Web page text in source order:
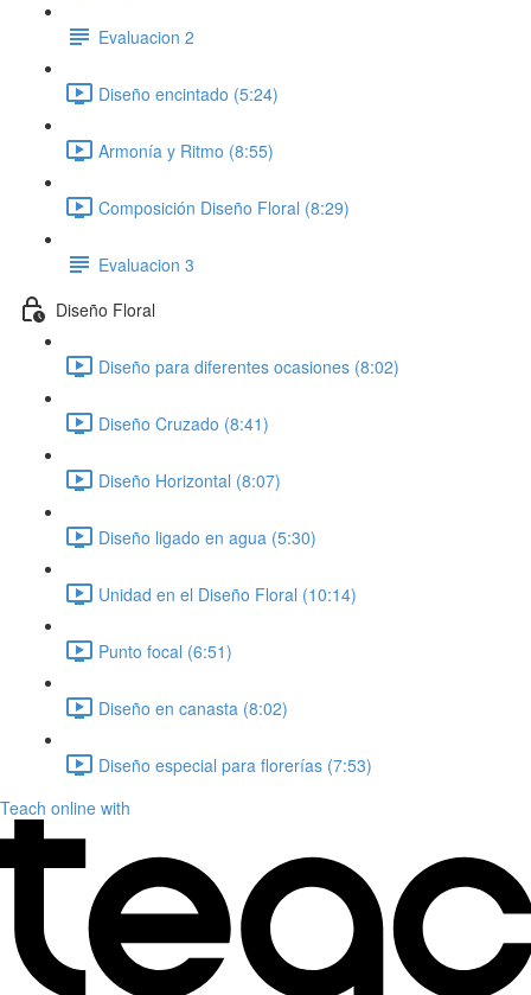
Evaluacion 2
Diseño encintado (5:24)
Armonía y Ritmo (8:55)
Composición Diseño Floral (8:29)
Evaluacion 3
Diseño Floral
Diseño para diferentes ocasiones (8:02)
Diseño Cruzado (8:41)
Diseño Horizontal (8:07)
Diseño ligado en agua (5:30)
Unidad en el Diseño Floral (10:14)
Punto focal (6:51)
Diseño en canasta (8:02)
Diseño especial para florerías (7:53)
Teach online with